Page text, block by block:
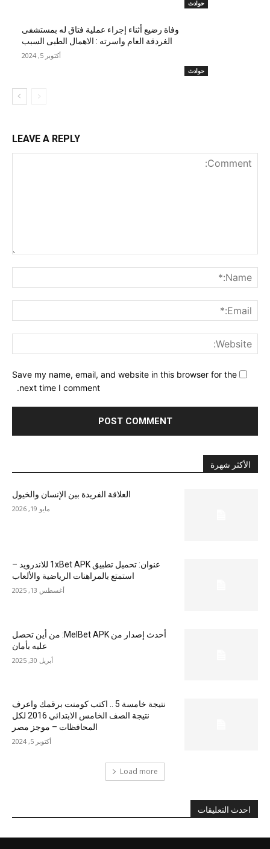
حوادث
حوادث
وفاة رضيع أثناء إجراء عملية فتاق له بمستشفى
الغردقة العام واسرته : الاهمال الطبى السبب
أكتوبر 5, 2024
LEAVE A REPLY
Save my name, email, and website in this browser for the
next time I comment.
الأكثر شهرة
العلاقة الفريدة بين الإنسان والخيول
مايو 19, 2026
عنوان: تحميل تطبيق 1xBet APK للاندرويد –
استمتع بالمراهنات الرياضية والألعاب
أغسطس 13, 2025
أحدث إصدار من MelBet APK: من أين تحصل
عليه بأمان
أبريل 30, 2025
نتيجة خامسة 5 .. اكتب كومنت برقمك واعرف
نتيجة الصف الخامس الابتدائي 2016 لكل
المحافظات – موجز مصر
أكتوبر 5, 2024
Load more
احدث التعليقات